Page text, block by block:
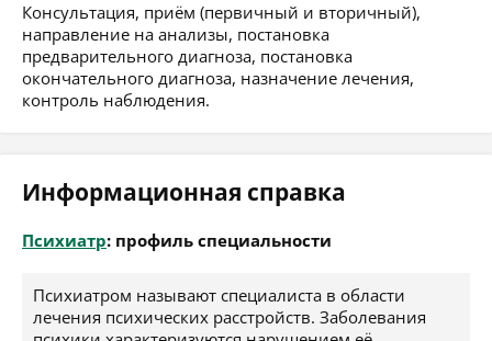
Консультация, приём (первичный и вторичный),
направление на анализы, постановка
предварительного диагноза, постановка
окончательного диагноза, назначение лечения,
контроль наблюдения.
Информационная справка
Психиатр: профиль специальности
Психиатром называют специалиста в области
лечения психических расстройств. Заболевания